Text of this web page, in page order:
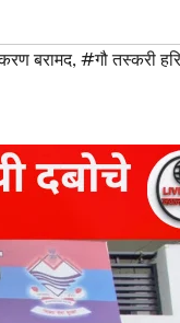
बरामद, #गौ तस्करी